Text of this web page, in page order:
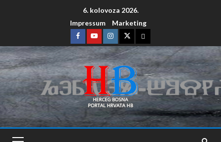
6. kolovoza 2026.
Impressum
Marketing